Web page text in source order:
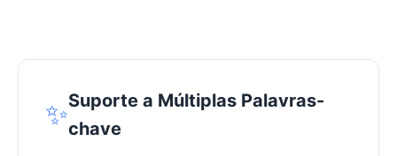
✨Suporte a Múltiplas Palavras-
chave